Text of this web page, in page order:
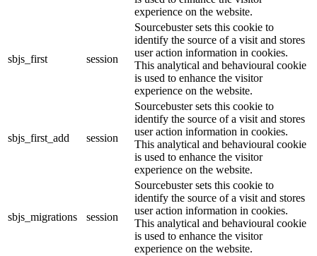
experience on the website.
sbjs_first session
Sourcebuster sets this cookie to
identify the source of a visit and stores
user action information in cookies.
This analytical and behavioural cookie
is used to enhance the visitor
experience on the website.
sbjs_first_add session
Sourcebuster sets this cookie to
identify the source of a visit and stores
user action information in cookies.
This analytical and behavioural cookie
is used to enhance the visitor
experience on the website.
sbjs_migrations session
Sourcebuster sets this cookie to
identify the source of a visit and stores
user action information in cookies.
This analytical and behavioural cookie
is used to enhance the visitor
experience on the website.